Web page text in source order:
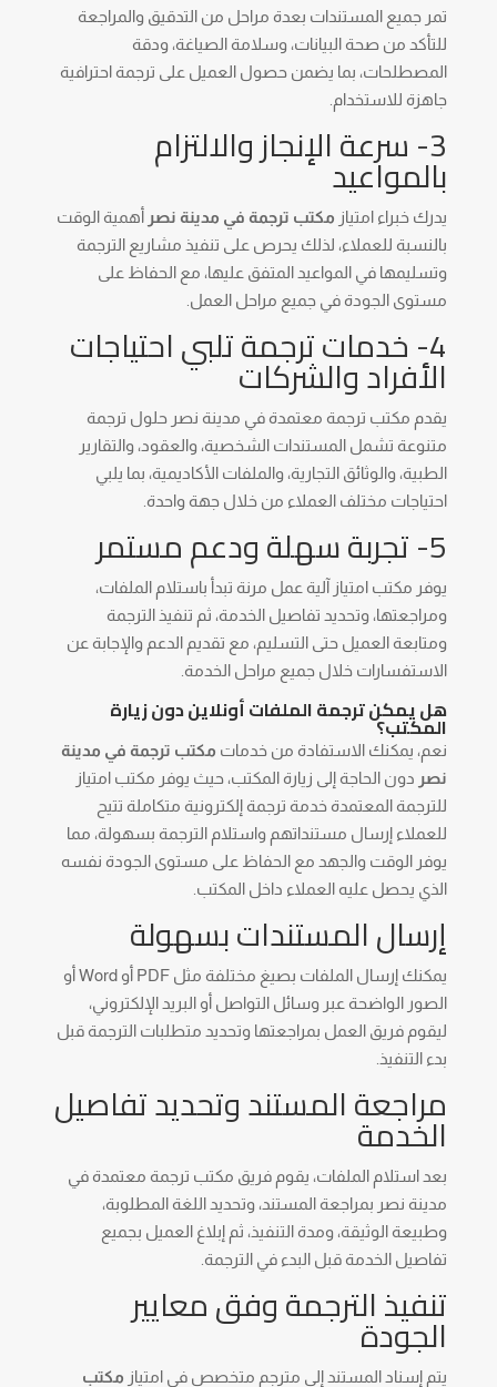
تمر جميع المستندات بعدة مراحل من التدقيق والمراجعة
للتأكد من صحة البيانات، وسلامة الصياغة، ودقة
المصطلحات، بما يضمن حصول العميل على ترجمة احترافية
جاهزة للاستخدام.
3- سرعة الإنجاز والالتزام
بالمواعيد
يدرك خبراء امتياز مكتب ترجمة في مدينة نصر أهمية الوقت
بالنسبة للعملاء، لذلك يحرص على تنفيذ مشاريع الترجمة
وتسليمها في المواعيد المتفق عليها، مع الحفاظ على
مستوى الجودة في جميع مراحل العمل.
4- خدمات ترجمة تلبي احتياجات
الأفراد والشركات
يقدم مكتب ترجمة معتمدة في مدينة نصر حلول ترجمة
متنوعة تشمل المستندات الشخصية، والعقود، والتقارير
الطبية، والوثائق التجارية، والملفات الأكاديمية، بما يلبي
احتياجات مختلف العملاء من خلال جهة واحدة.
5- تجربة سهلة ودعم مستمر
يوفر مكتب امتياز آلية عمل مرنة تبدأ باستلام الملفات،
ومراجعتها، وتحديد تفاصيل الخدمة، ثم تنفيذ الترجمة
ومتابعة العميل حتى التسليم، مع تقديم الدعم والإجابة عن
الاستفسارات خلال جميع مراحل الخدمة.
هل يمكن ترجمة الملفات أونلاين دون زيارة
المكتب؟
نعم، يمكنك الاستفادة من خدمات مكتب ترجمة في مدينة
نصر دون الحاجة إلى زيارة المكتب، حيث يوفر مكتب امتياز
للترجمة المعتمدة خدمة ترجمة إلكترونية متكاملة تتيح
للعملاء إرسال مستنداتهم واستلام الترجمة بسهولة، مما
يوفر الوقت والجهد مع الحفاظ على مستوى الجودة نفسه
الذي يحصل عليه العملاء داخل المكتب.
إرسال المستندات بسهولة
يمكنك إرسال الملفات بصيغ مختلفة مثل PDF أو Word أو
الصور الواضحة عبر وسائل التواصل أو البريد الإلكتروني،
ليقوم فريق العمل بمراجعتها وتحديد متطلبات الترجمة قبل
بدء التنفيذ.
مراجعة المستند وتحديد تفاصيل
الخدمة
بعد استلام الملفات، يقوم فريق مكتب ترجمة معتمدة في
مدينة نصر بمراجعة المستند، وتحديد اللغة المطلوبة،
وطبيعة الوثيقة، ومدة التنفيذ، ثم إبلاغ العميل بجميع
تفاصيل الخدمة قبل البدء في الترجمة.
تنفيذ الترجمة وفق معايير
الجودة
يتم إسناد المستند إلى مترجم متخصص في امتياز مكتب